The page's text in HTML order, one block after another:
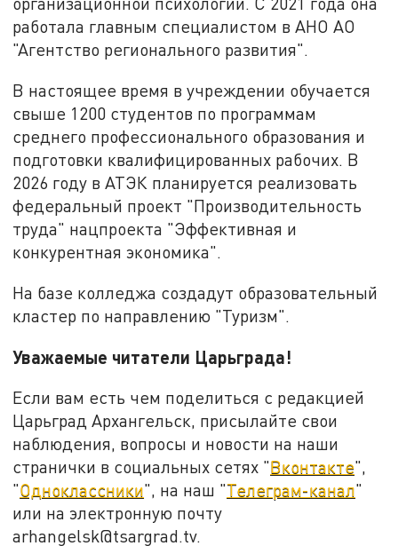
работала главным специалистом в АНО АО
"Агентство регионального развития".
В настоящее время в учреждении обучается
свыше 1200 студентов по программам
среднего профессионального образования и
подготовки квалифицированных рабочих. В
2026 году в АТЭК планируется реализовать
федеральный проект "Производительность
труда" нацпроекта "Эффективная и
конкурентная экономика".
На базе колледжа создадут образовательный
кластер по направлению "Туризм".
Уважаемые читатели Царьграда!
Если вам есть чем поделиться с редакцией
Царьград Архангельск, присылайте свои
наблюдения, вопросы и новости на наши
странички в социальных сетях "Вконтакте",
"Одноклассники", на наш "Телеграм-канал"
или на электронную почту
arhangelsk@tsargrad.tv.